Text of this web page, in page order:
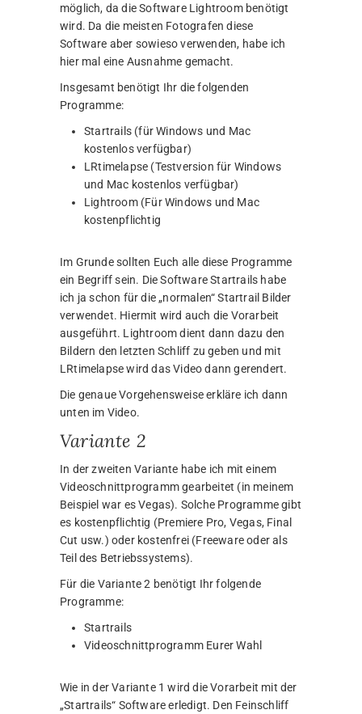
möglich, da die Software Lightroom benötigt
wird. Da die meisten Fotografen diese
Software aber sowieso verwenden, habe ich
hier mal eine Ausnahme gemacht.
Insgesamt benötigt Ihr die folgenden
Programme:
Startrails (für Windows und Mac
kostenlos verfügbar)
LRtimelapse (Testversion für Windows
und Mac kostenlos verfügbar)
Lightroom (Für Windows und Mac
kostenpflichtig
Im Grunde sollten Euch alle diese Programme
ein Begriff sein. Die Software Startrails habe
ich ja schon für die „normalen“ Startrail Bilder
verwendet. Hiermit wird auch die Vorarbeit
ausgeführt. Lightroom dient dann dazu den
Bildern den letzten Schliff zu geben und mit
LRtimelapse wird das Video dann gerendert.
Die genaue Vorgehensweise erkläre ich dann
unten im Video.
Variante 2
In der zweiten Variante habe ich mit einem
Videoschnittprogramm gearbeitet (in meinem
Beispiel war es Vegas). Solche Programme gibt
es kostenpflichtig (Premiere Pro, Vegas, Final
Cut usw.) oder kostenfrei (Freeware oder als
Teil des Betriebssystems).
Für die Variante 2 benötigt Ihr folgende
Programme:
Startrails
Videoschnittprogramm Eurer Wahl
Wie in der Variante 1 wird die Vorarbeit mit der
„Startrails“ Software erledigt. Den Feinschliff